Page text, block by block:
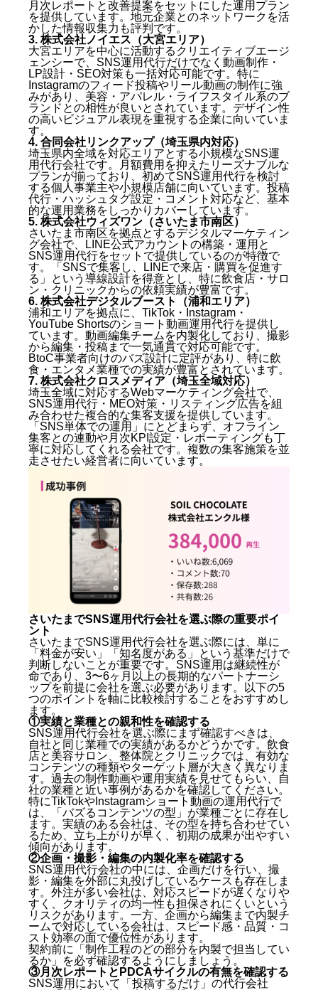
月次レポートと改善提案をセットにした運用プラン
を提供しています。地元企業とのネットワークを活
かした情報収集力も評判です。
3. 株式会社ノイエス（大宮エリア）
大宮エリアを中心に活動するクリエイティブエージ
ェンシーで、SNS運用代行だけでなく動画制作・
LP設計・SEO対策も一括対応可能です。特に
Instagramのフィード投稿やリール動画の制作に強
みがあり、美容・アパレル・ライフスタイル系のブ
ランドとの相性が良いとされています。デザイン性
の高いビジュアル表現を重視する企業に向いていま
す。
4. 合同会社リンクアップ（埼玉県内対応）
埼玉県内全域を対応エリアとする小規模なSNS運
用代行会社です。月額費用を抑えたリーズナブルな
プランが揃っており、初めてSNS運用代行を検討
する個人事業主や小規模店舗に向いています。投稿
代行・ハッシュタグ設定・コメント対応など、基本
的な運用業務をしっかりカバーしています。
5. 株式会社ウィズワン（さいたま市南区）
さいたま市南区を拠点とするデジタルマーケティン
グ会社で、LINE公式アカウントの構築・運用と
SNS運用代行をセットで提供しているのが特徴で
す。「SNSで集客し、LINEで来店・購買を促進す
る」という導線設計を得意とし、特に飲食店・サロ
ン・クリニックからの依頼実績が豊富です。
6. 株式会社デジタルブースト（浦和エリア）
浦和エリアを拠点に、TikTok・Instagram・
YouTube Shortsのショート動画運用代行を提供し
ています。動画編集チームを内製化しており、撮影
から編集・投稿まで一気通貫で対応可能です。
BtoC事業者向けのバズ設計に定評があり、特に飲
食・エンタメ業種での実績が豊富とされています。
7. 株式会社クロスメディア（埼玉全域対応）
埼玉全域に対応するWebマーケティング会社で、
SNS運用代行・MEO対策・リスティング広告を組
み合わせた複合的な集客支援を提供しています。
「SNS単体での運用」にとどまらず、オフライン
集客との連動や月次KPI設定・レポーティングも丁
寧に対応してくれる会社です。複数の集客施策を並
走させたい経営者に向いています。
さいたまでSNS運用代行会社を選ぶ際の重要ポイ
ント
さいたまでSNS運用代行会社を選ぶ際には、単に
「料金が安い」「知名度がある」という基準だけで
判断しないことが重要です。SNS運用は継続性が
命であり、3〜6ヶ月以上の長期的なパートナーシ
ップを前提に会社を選ぶ必要があります。以下の5
つのポイントを軸に比較検討することをおすすめし
ます。
①実績と業種との親和性を確認する
SNS運用代行会社を選ぶ際にまず確認すべきは、
自社と同じ業種での実績があるかどうかです。飲食
店と美容サロン、整体院とクリニックでは、有効な
コンテンツの種類やターゲット層が大きく異なりま
す。過去の制作動画や運用実績を見せてもらい、自
社の業種と近い事例があるかを確認してください。
特にTikTokやInstagramショート動画の運用代行で
は、「バズるコンテンツの型」が業種ごとに存在し
ます。実績のある会社は、その型を持ち合わせてい
るため、立ち上がりが早く、初期の成果が出やすい
傾向があります。
②企画・撮影・編集の内製化率を確認する
SNS運用代行会社の中には、企画だけを行い、撮
影・編集を外部に丸投げしているケースも存在しま
す。外注が多い会社は、対応スピードが遅くなりや
すく、クオリティの均一性も担保されにくいという
リスクがあります。一方、企画から編集まで内製チ
ームで対応している会社は、スピード感・品質・コ
スト効率の面で優位性があります。
契約前に「制作工程のどの部分を内製で担当してい
るか」を必ず確認するようにしましょう。
③月次レポートとPDCAサイクルの有無を確認する
SNS運用において「投稿するだけ」の代行会社
さいたまでSNS運用代行会社を選ぶべき理由
SNS運用代行に向いているさいたまの業種
さいたまのSNS運用代行会社おすすめ7選
1. 株式会社キングプロテア（札幌発・全国対応）
2. 株式会社スパイス（さいたま市）
3. 株式会社ノイエス（大宮エリア）
4. 合同会社リンクアップ（埼玉県内対応）
5. 株式会社ウィズワン（さいたま市南区）
6. 株式会社デジタルブースト（浦和エリア）